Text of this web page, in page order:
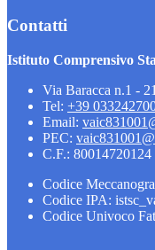
Contatti
Istituto Comprensivo
Via Baracca n.1 -
Tel: +39
Email:
PEC:
C.F.: 80014720124
Codice
Codice IPA:
Codice Univoco